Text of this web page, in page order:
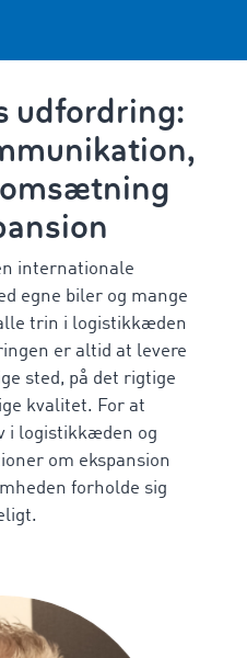
udfordring:
internationale
egne biler og mange
trin i logistikkæden
er altid at levere
sted, på det rigtige
kvalitet. For at
i logistikkæden og
om ekspansion
forholde sig